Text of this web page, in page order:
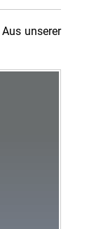
Aus unserer